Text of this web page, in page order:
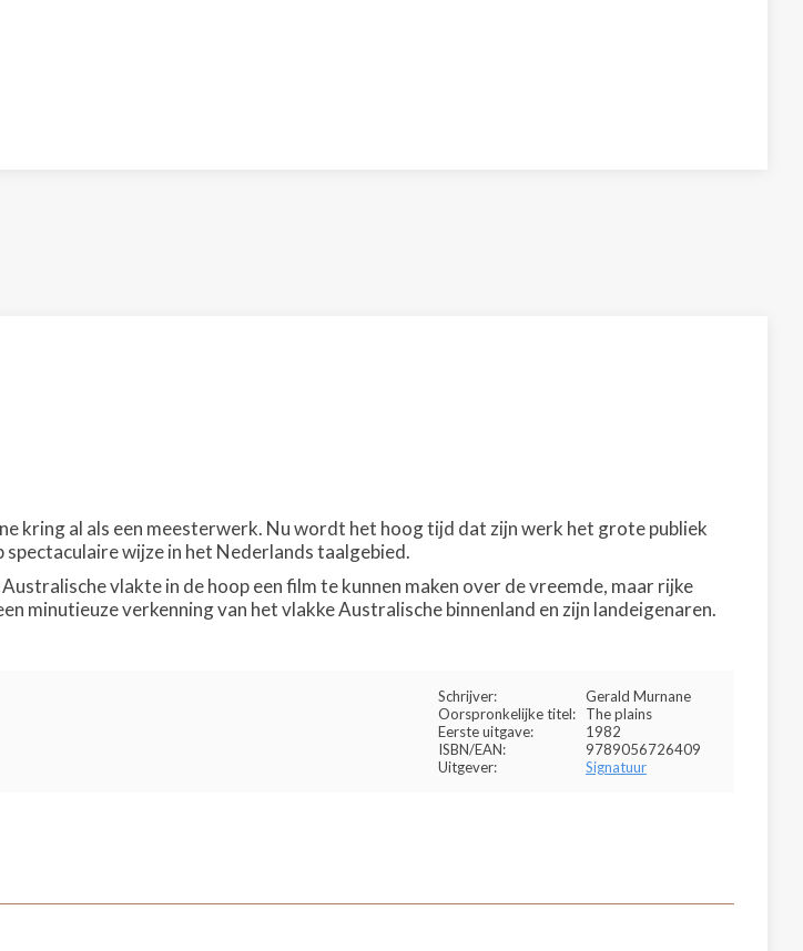
kring al als een meesterwerk. Nu wordt het hoog tijd dat zijn werk het grote publiek
wijze in het Nederlands taalgebied.
vlakte in de hoop een film te kunnen maken over de vreemde, maar rijke
minutieuze verkenning van het vlakke Australische binnenland en zijn landeigenaren.
Schrijver:
Gerald Murnane
Oorspronkelijke titel:
The plains
Eerste uitgave:
1982
ISBN/EAN:
9789056726409
Uitgever:
Signatuur